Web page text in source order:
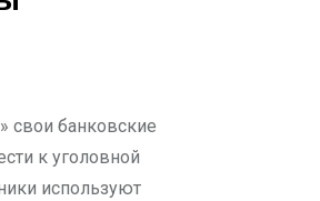
к уголовной
используют